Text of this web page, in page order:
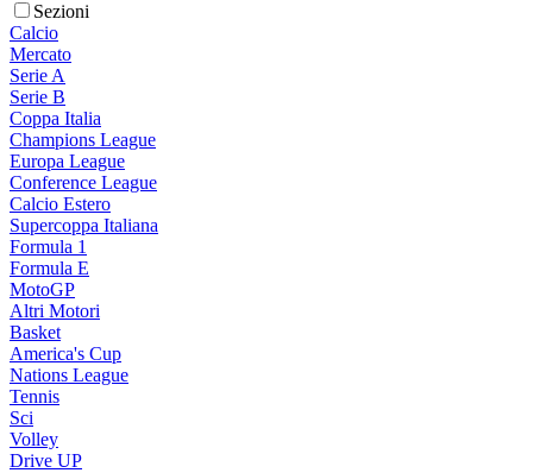
Sezioni
Calcio
Mercato
Serie A
Serie B
Coppa Italia
Champions League
Europa League
Conference League
Calcio Estero
Supercoppa Italiana
Formula 1
Formula E
MotoGP
Altri Motori
Basket
America's Cup
Nations League
Tennis
Sci
Volley
Drive UP